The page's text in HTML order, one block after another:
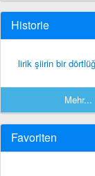
Historie
lirik şiirin bir
Mehr...
Favoriten